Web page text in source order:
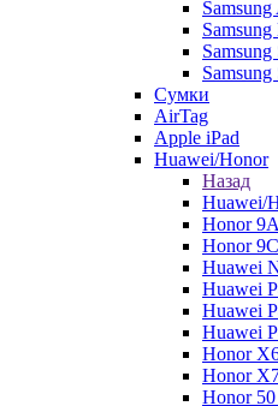
Сумки
AirTag
Apple iPad
Huawei/Honor
Назад
Huawei/
Honor
Honor
Huawei
Huawei
Huawei
Huawei
Honor
Honor
Honor